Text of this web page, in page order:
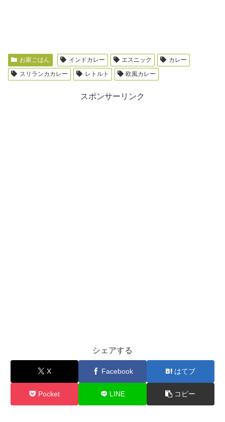
お家ごはん インドカレー エスニック
カレー
スリランカカレー
レトルト 欧風カレー
スポンサーリンク
シェアする
X Facebook はてブ
Pocket LINE コピー